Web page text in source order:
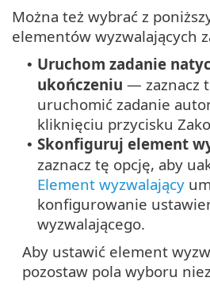
Można też wybrać z
elementów wyzwalających
• Uruchom zadanie
ukończeniu — zaznacz
uruchomić zadanie
kliknięciu przycisku
• Skonfiguruj element
zaznacz tę opcję, aby
Element wyzwalający
konfigurowanie
wyzwalającego.
Aby ustawić element
pozostaw pola wyboru